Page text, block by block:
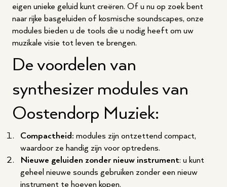
eigen unieke geluid kunt creëren. Of u nu op zoek bent
naar rijke basgeluiden of kosmische soundscapes, onze
modules bieden u de tools die u nodig heeft om uw
muzikale visie tot leven te brengen.
De voordelen van
synthesizer modules van
Oostendorp Muziek:
Compactheid: modules zijn ontzettend compact,
waardoor ze handig zijn voor optredens.
Nieuwe geluiden zonder nieuw instrument: u kunt
geheel nieuwe sounds gebruiken zonder een nieuw
instrument te hoeven kopen.